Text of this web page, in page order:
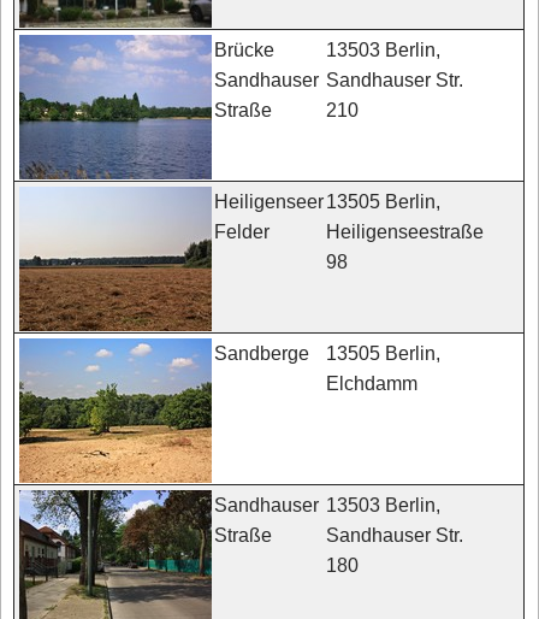
Brücke
Sandhauser
Straße
13503 Berlin,
Sandhauser Str.
210
Heiligenseer
Felder
13505 Berlin,
Heiligenseestraße
98
Sandberge
13505 Berlin,
Elchdamm
Sandhauser
Straße
13503 Berlin,
Sandhauser Str.
180